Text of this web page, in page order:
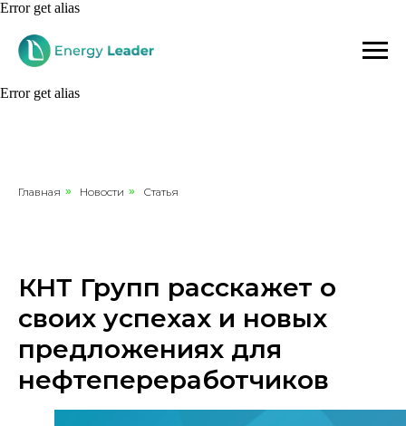
Error get alias
Error get alias
Главная » Новости » Статья
КНТ Групп расскажет о
своих успехах и новых
предложениях для
нефтепереработчиков